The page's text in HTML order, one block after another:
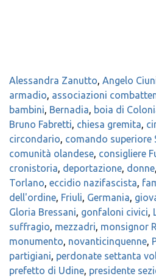
Alessandra Zanutto, Angelo
armadio, associazioni
bambini, Bernadia, boia di
Bruno Fabretti, chiesa gremita,
circondario, comando superiore
comunità olandese, consigliere
cronistoria, deportazione, donne,
Torlano, eccidio nazifascista,
dell'ordine, Friuli, Germania,
Gloria Bressani, gonfaloni civici,
suffragio, mezzadri, monsignor
monumento, novanticinquenne,
partigiani, perdonate settanta
prefetto di Udine, presidente